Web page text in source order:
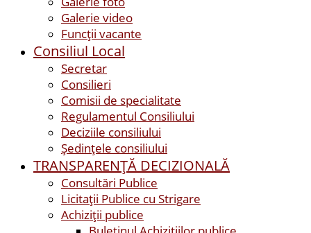
Galerie video
Funcții vacante
Consiliul Local
Secretar
Consilieri
Comisii de specialitate
Regulamentul Consiliului
Deciziile consiliului
Ședințele consiliului
TRANSPARENȚĂ DECIZIONALĂ
Consultări Publice
Licitații Publice cu Strigare
Achiziţii publice